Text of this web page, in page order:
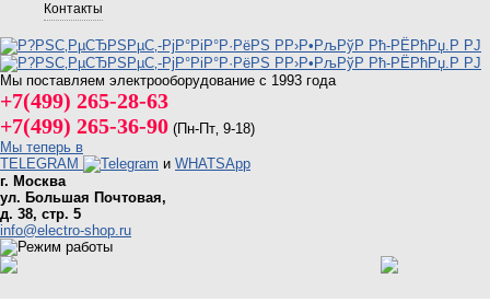
Контакты
Мы поставляем электрооборудование с 1993 года
+7(499) 265-28-63
+7(499) 265-36-90 (Пн-Пт‚ 9-18)
Мы теперь в
TELEGRAM
и WHATSApp
г. Москва
ул. Большая Почтовая,
д. 38, стр. 5
info@electro-shop.ru